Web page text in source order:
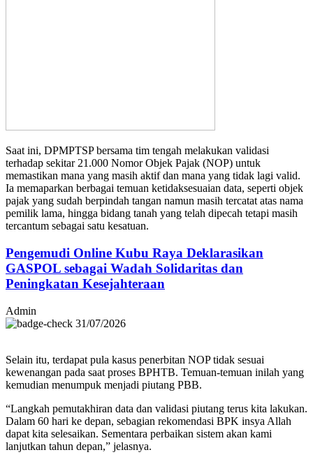
Saat ini, DPMPTSP bersama tim tengah melakukan validasi
terhadap sekitar 21.000 Nomor Objek Pajak (NOP) untuk
memastikan mana yang masih aktif dan mana yang tidak lagi valid.
Ia memaparkan berbagai temuan ketidaksesuaian data, seperti objek
pajak yang sudah berpindah tangan namun masih tercatat atas nama
pemilik lama, hingga bidang tanah yang telah dipecah tetapi masih
tercantum sebagai satu kesatuan.
Pengemudi Online Kubu Raya Deklarasikan
GASPOL sebagai Wadah Solidaritas dan
Peningkatan Kesejahteraan
Admin
31/07/2026
Selain itu, terdapat pula kasus penerbitan NOP tidak sesuai
kewenangan pada saat proses BPHTB. Temuan-temuan inilah yang
kemudian menumpuk menjadi piutang PBB.
“Langkah pemutakhiran data dan validasi piutang terus kita lakukan.
Dalam 60 hari ke depan, sebagian rekomendasi BPK insya Allah
dapat kita selesaikan. Sementara perbaikan sistem akan kami
lanjutkan tahun depan,” jelasnya.